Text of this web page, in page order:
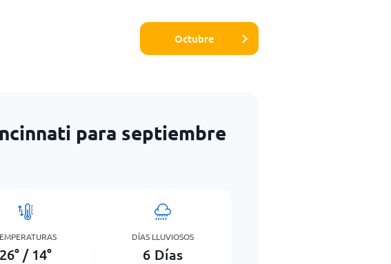
Octubre
para septiembre
26° / 14°
DÍAS LLUVIOSOS
6 Días